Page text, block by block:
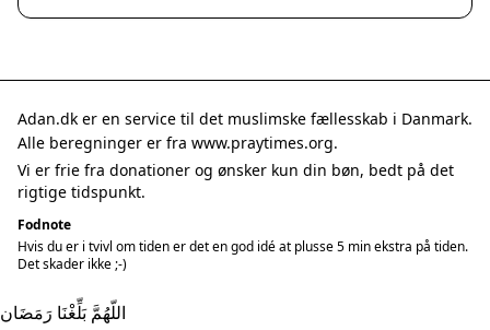
Adan.dk er en service til det muslimske fællesskab i Danmark.
Alle beregninger er fra www.praytimes.org.
Vi er frie fra donationer og ønsker kun din bøn, bedt på det
rigtige tidspunkt.
Fodnote
Hvis du er i tvivl om tiden er det en god idé at plusse 5 min ekstra på tiden.
Det skader ikke ;-)
اللّهُمَّ بَلِّغْنَا رَمَضَان